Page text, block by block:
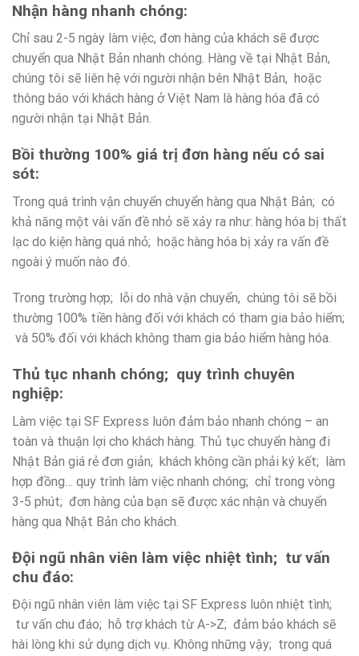
Nhận hàng nhanh chóng:
Chỉ sau 2-5 ngày làm việc, đơn hàng của khách sẽ được
chuyển qua Nhật Bản nhanh chóng. Hàng về tại Nhật Bản,
chúng tôi sẽ liên hệ với người nhận bên Nhật Bản, hoặc
thông báo với khách hàng ở Việt Nam là hàng hóa đã có
người nhận tại Nhật Bản.
Bồi thường 100% giá trị đơn hàng nếu có sai
sót:
Trong quá trình vận chuyển chuyển hàng qua Nhật Bản; có
khả năng một vài vấn đề nhỏ sẽ xảy ra như: hàng hóa bị thất
lạc do kiện hàng quá nhỏ; hoặc hàng hóa bị xảy ra vấn đề
ngoài ý muốn nào đó.
Trong trường hợp; lỗi do nhà vận chuyển, chúng tôi sẽ bồi
thường 100% tiền hàng đối với khách có tham gia bảo hiểm;
và 50% đối với khách không tham gia bảo hiểm hàng hóa.
Thủ tục nhanh chóng; quy trình chuyên
nghiệp:
Làm việc tại SF Express luôn đảm bảo nhanh chóng – an
toàn và thuận lợi cho khách hàng. Thủ tục chuyển hàng đi
Nhật Bản giá rẻ đơn giản; khách không cần phải ký kết; làm
hợp đồng… quy trình làm việc nhanh chóng; chỉ trong vòng
3-5 phút; đơn hàng của bạn sẽ được xác nhận và chuyển
hàng qua Nhật Bản cho khách.
Đội ngũ nhân viên làm việc nhiệt tình; tư vấn
chu đáo:
Đội ngũ nhân viên làm việc tại SF Express luôn nhiệt tình;
tư vấn chu đáo; hỗ trợ khách từ A->Z; đảm bảo khách sẽ
hài lòng khi sử dụng dịch vụ. Không những vậy; trong quá